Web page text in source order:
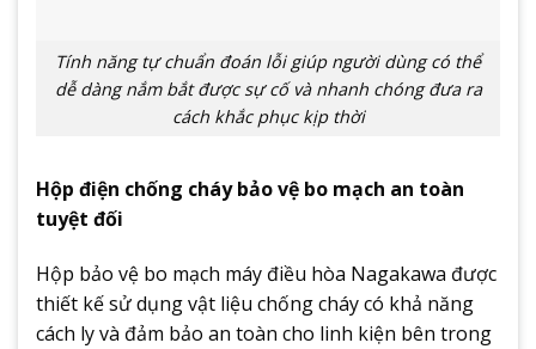
Tính năng tự chuẩn đoán lỗi giúp người dùng có thể
dễ dàng nắm bắt được sự cố và nhanh chóng đưa ra
cách khắc phục kịp thời
Hộp điện chống cháy bảo vệ bo mạch an toàn
tuyệt đối
Hộp bảo vệ bo mạch máy điều hòa Nagakawa được
thiết kế sử dụng vật liệu chống cháy có khả năng
cách ly và đảm bảo an toàn cho linh kiện bên trong